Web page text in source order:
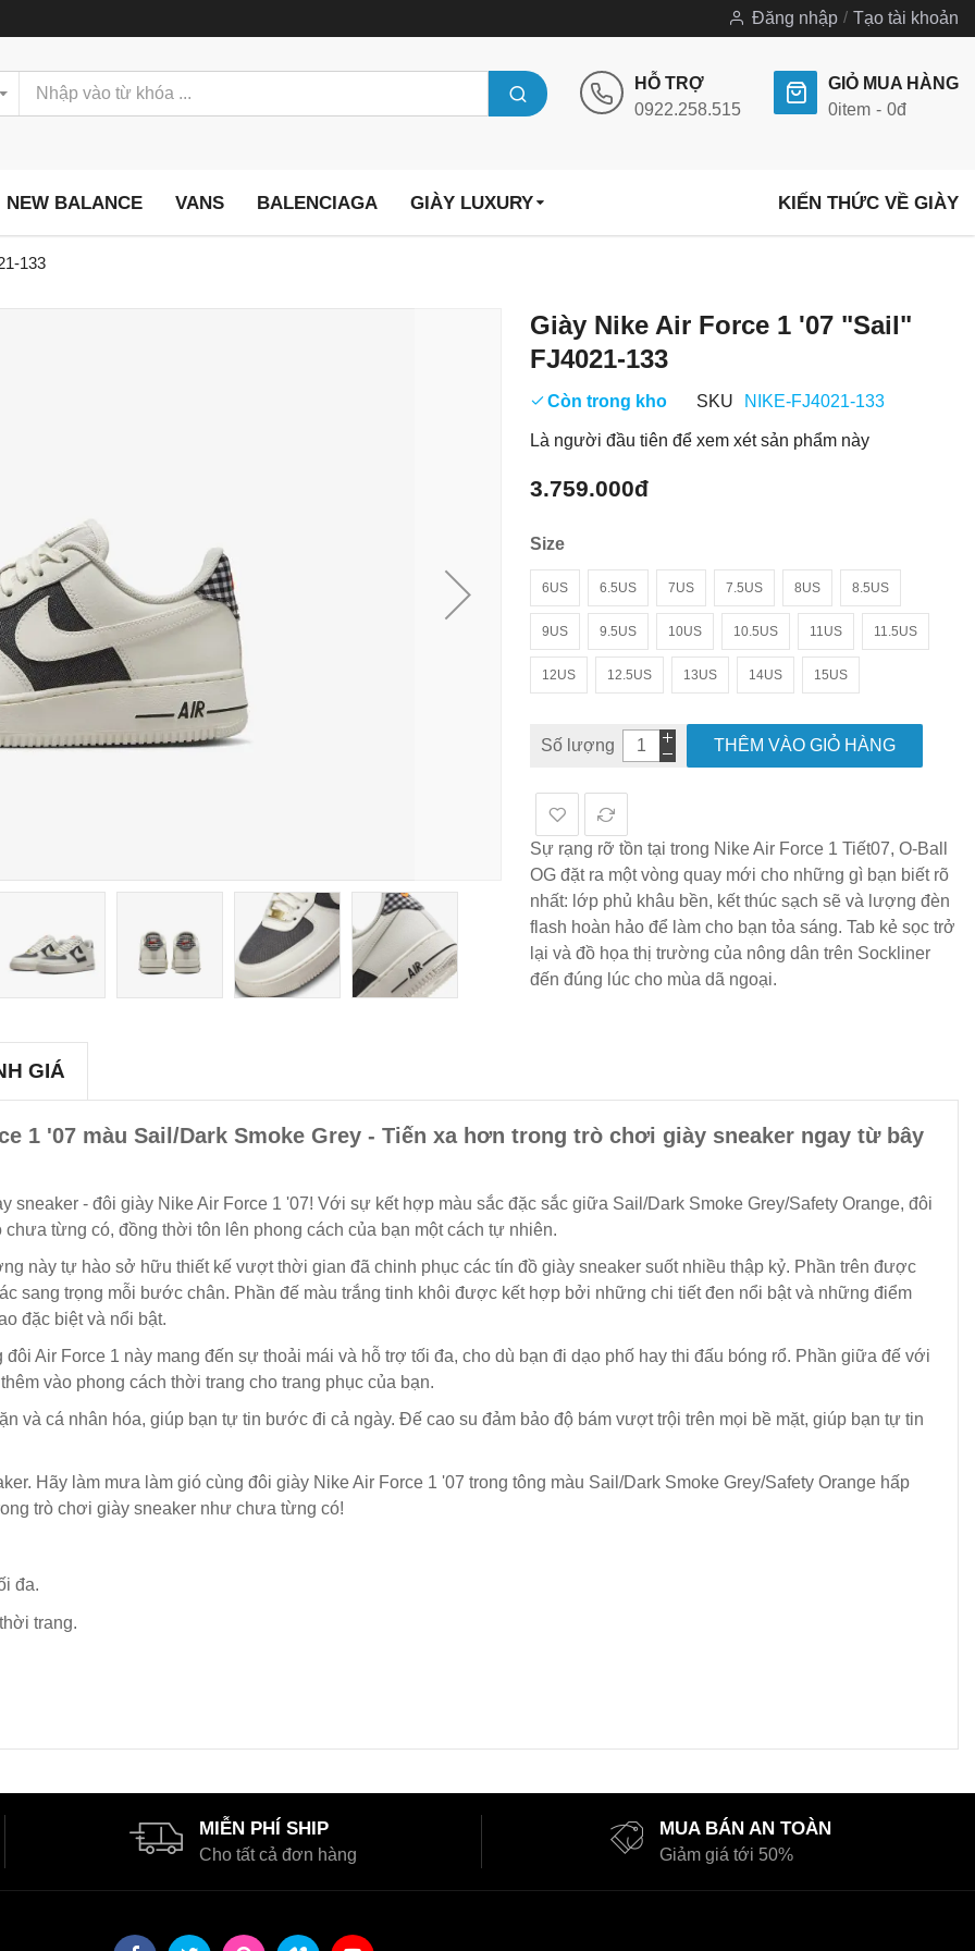
Đăng nhập Tạo tài khoản
HỖ TRỢ
0922.258.515
GIỎ MUA HÀNG
0item 0đ
NEW BALANCE VANS BALENCIAGA GIÀY LUXURY KIẾN THỨC VỀ GIÀY
133
Giày Nike Air Force 1 '07 "Sail"
FJ4021-133
Còn trong kho SKU NIKE-FJ4021-133
Là người đầu tiên để xem xét sản phẩm này
3.759.000đ
Size
6US 6.5US 7US 7.5US 8US 8.5US
9US 9.5US 10US 10.5US 11US 11.5US
12US 12.5US 13US 14US 15US
Số lượng THÊM VÀO GIỎ HÀNG
Sự rạng rỡ tồn tại trong Nike Air Force 1 Tiết07, O-Ball
OG đặt ra một vòng quay mới cho những gì bạn biết rõ
nhất: lớp phủ khâu bền, kết thúc sạch sẽ và lượng đèn
flash hoàn hảo để làm cho bạn tỏa sáng. Tab kẻ sọc trở
lại và đồ họa thị trường của nông dân trên Sockliner
đến đúng lúc cho mùa dã ngoại.
Chuyển
phần
hình
GIÁ
1 '07 màu Sail/Dark Smoke Grey - Tiến xa hơn trong trò chơi giày sneaker ngay từ bây
sneaker - đôi giày Nike Air Force 1 '07! Với sự kết hợp màu sắc đặc sắc giữa Sail/Dark Smoke Grey/Safety Orange, đôi
từng có, đồng thời tôn lên phong cách của bạn một cách tự nhiên.
này tự hào sở hữu thiết kế vượt thời gian đã chinh phục các tín đồ giày sneaker suốt nhiều thập kỷ. Phần trên được
sang trọng mỗi bước chân. Phần đế màu trắng tinh khôi được kết hợp bởi những chi tiết đen nổi bật và những điểm
đặc biệt và nổi bật.
Air Force 1 này mang đến sự thoải mái và hỗ trợ tối đa, cho dù bạn đi dạo phố hay thi đấu bóng rổ. Phần giữa đế với
vào phong cách thời trang cho trang phục của bạn.
và cá nhân hóa, giúp bạn tự tin bước đi cả ngày. Đế cao su đảm bảo độ bám vượt trội trên mọi bề mặt, giúp bạn tự tin
Hãy làm mưa làm gió cùng đôi giày Nike Air Force 1 '07 trong tông màu Sail/Dark Smoke Grey/Safety Orange hấp
trò chơi giày sneaker như chưa từng có!
đa.
trang.
MIỄN PHÍ SHIP
Cho tất cả đơn hàng
MUA BÁN AN TOÀN
Giảm giá tới 50%